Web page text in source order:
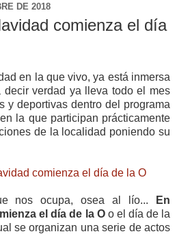
DE 2018
comienza el día
en la que vivo, ya está inmersa
verdad ya lleva todo el mes
y deportivas dentro del programa
la que participan prácticamente
de la localidad poniendo su
nos ocupa, osea al lío...
En
el día de la Oo el día de la
se organizan una serie de actos